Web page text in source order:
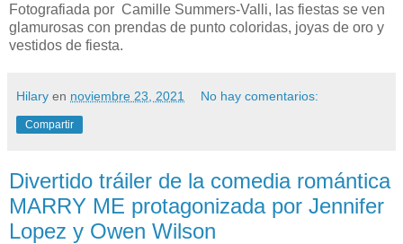
Fotografiada por Camille Summers-Valli, las fiestas se ven
glamurosas con prendas de punto coloridas, joyas de oro y
vestidos de fiesta.
Hilary en noviembre 23, 2021 No hay comentarios:
Compartir
Divertido tráiler de la comedia romántica
MARRY ME protagonizada por Jennifer
Lopez y Owen Wilson